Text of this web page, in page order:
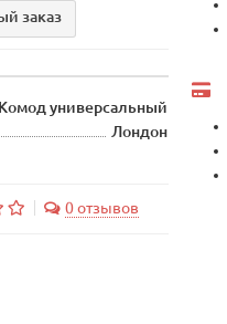
заказ
Комод универсальный
Лондон
0 отзывов